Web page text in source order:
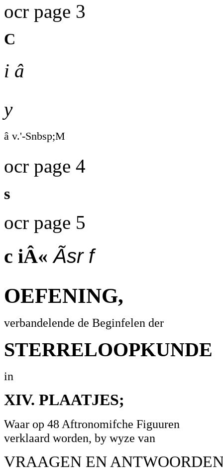
ocr page 3
C
i â
y
â v.'-Snbsp;M
ocr page 4
s
ocr page 5
c iÂ« Ãsr f
OEFENING,
verbandelende de Beginfelen der
STERRELOOPKUNDE
in
XIV. PLAATJES;
Waar op 48 Aftronomifche Figuuren
verklaard worden, by wyze van
VRAAGEN EN